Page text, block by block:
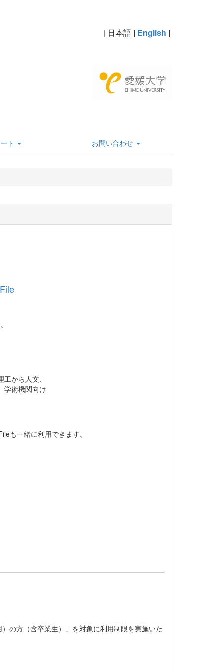
| 日本語 | English |
ト お問い合わせ
から人文、
学術機関向け
も一緒に利用できます。
の方（含卒業生）」を対象に利用制限を実施いた